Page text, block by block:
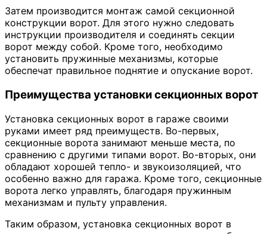
Затем производится монтаж самой секционной
конструкции ворот. Для этого нужно следовать
инструкции производителя и соединять секции
ворот между собой. Кроме того, необходимо
установить пружинные механизмы, которые
обеспечат правильное поднятие и опускание ворот.
Преимущества установки секционных ворот
Установка секционных ворот в гараже своими
руками имеет ряд преимуществ. Во-первых,
секционные ворота занимают меньше места, по
сравнению с другими типами ворот. Во-вторых, они
обладают хорошей тепло- и звукоизоляцией, что
особенно важно для гаража. Кроме того, секционные
ворота легко управлять, благодаря пружинным
механизмам и пульту управления.
Таким образом, установка секционных ворот в